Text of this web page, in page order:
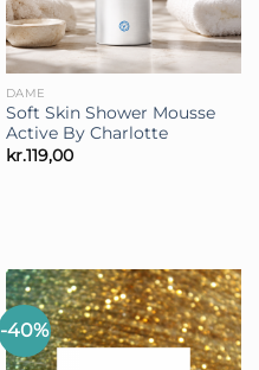
DAME
Soft Skin Shower Mousse
Active By Charlotte
kr.119,00
-40%